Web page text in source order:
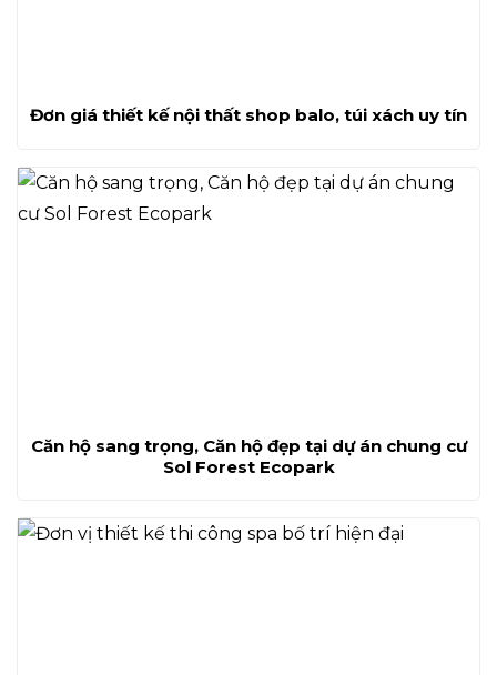
Đơn giá thiết kế nội thất shop balo, túi xách uy tín
Căn hộ sang trọng, Căn hộ đẹp tại dự án chung cư
Sol Forest Ecopark